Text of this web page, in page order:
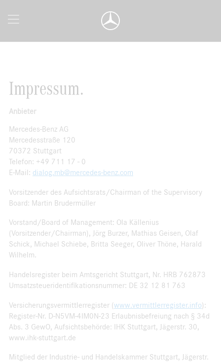
Impressum.
Anbieter
Mercedes-Benz AG
Mercedesstraße 120
70372 Stuttgart
Telefon: +49 711 17 - 0
E-Mail: dialog.mb@mercedes-benz.com
Vorsitzender des Aufsichtsrats/Chairman of the Supervisory
Board: Martin Brudermüller
Vorstand/Board of Management: Ola Källenius
(Vorsitzender/Chairman), Jörg Burzer, Mathias Geisen, Olaf
Schick, Michael Schiebe, Britta Seeger, Oliver Thöne, Harald
Wilhelm.
Handelsregister beim Amtsgericht Stuttgart, Nr. HRB 762873
Umsatzsteueridentifikationsnummer: DE 32 12 81 763
Versicherungsvermittlerregister (www.vermittlerregister.info):
Register-Nr. D-N5VM-4IM0N-23 Erlaubnisbefreiung nach § 34d
Abs. 3 GewO, Aufsichtsbehörde: IHK Stuttgart, Jägerstr. 30,
www.ihk-stuttgart.de
Mitglied der Industrie- und Handelskammer Stuttgart, Jägerstr.